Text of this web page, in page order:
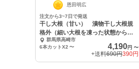
恩田明広
注文から3~7日で発送
干し大根（甘い） 漬物干し大根規
格外（細い大根を凍った状態からカ
ラカラまで）大
群馬県高崎市
6本カットX2 〜 4,190円 〜
+送料690円390円